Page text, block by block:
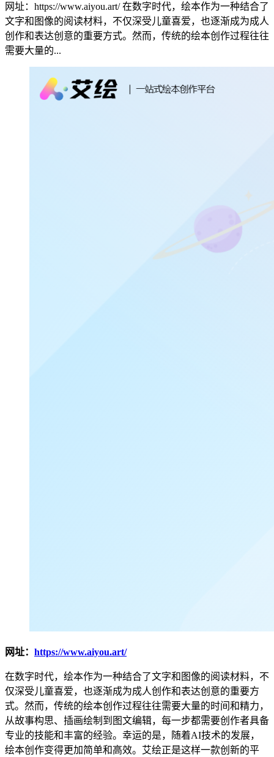
网址：https://www.aiyou.art/ 在数字时代，绘本作为一种结合了
文字和图像的阅读材料，不仅深受儿童喜爱，也逐渐成为成人
创作和表达创意的重要方式。然而，传统的绘本创作过程往往
需要大量的...
网址： https://www.aiyou.art/
在数字时代，绘本作为一种结合了文字和图像的阅读材料，不
仅深受儿童喜爱，也逐渐成为成人创作和表达创意的重要方
式。然而，传统的绘本创作过程往往需要大量的时间和精力，
从故事构思、插画绘制到图文编辑，每一步都需要创作者具备
专业的技能和丰富的经验。幸运的是，随着AI技术的发展，
绘本创作变得更加简单和高效。艾绘正是这样一款创新的平